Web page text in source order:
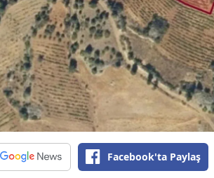
Facebook'ta Paylaş